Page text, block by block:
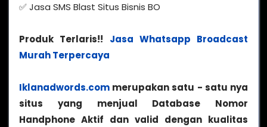
✅ Jasa SMS Blast Situs Bisnis BO
Produk Terlaris!! Jasa Whatsapp Broadcast
Murah Terpercaya
Iklanadwords.com merupakan satu - satu nya
situs yang menjual Database Nomor
Handphone Aktif dan valid dengan kualitas